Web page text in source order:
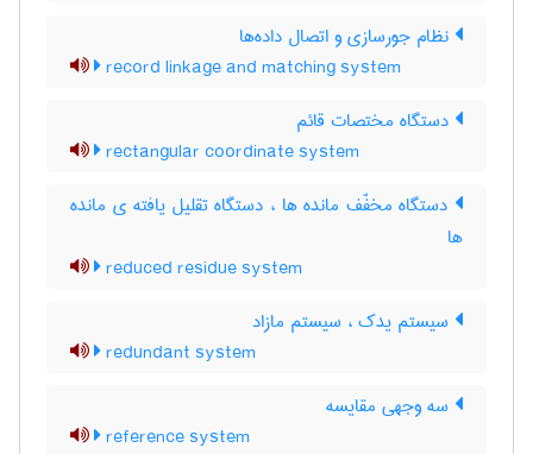
نظام جورسازی و اتصال داده‌ها
record linkage and matching system
دستگاه مختصات قائم
rectangular coordinate system
دستگاه مخفّف مانده ها ، دستگاه تقلیل یافته ی مانده
ها
reduced residue system
سیستم یدک ، سیستم مازاد
redundant system
سه وجهی مقایسه
reference system